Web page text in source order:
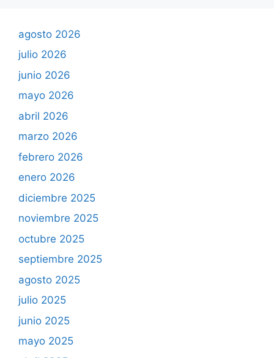
agosto 2026
julio 2026
junio 2026
mayo 2026
abril 2026
marzo 2026
febrero 2026
enero 2026
diciembre 2025
noviembre 2025
octubre 2025
septiembre 2025
agosto 2025
julio 2025
junio 2025
mayo 2025